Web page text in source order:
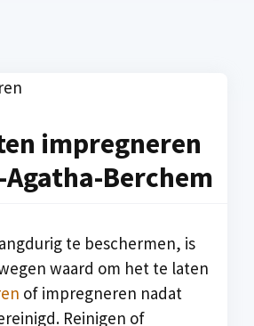
impregneren
Berchem
te beschermen, is
waard om het te laten
of impregneren nadat
Reinigen of